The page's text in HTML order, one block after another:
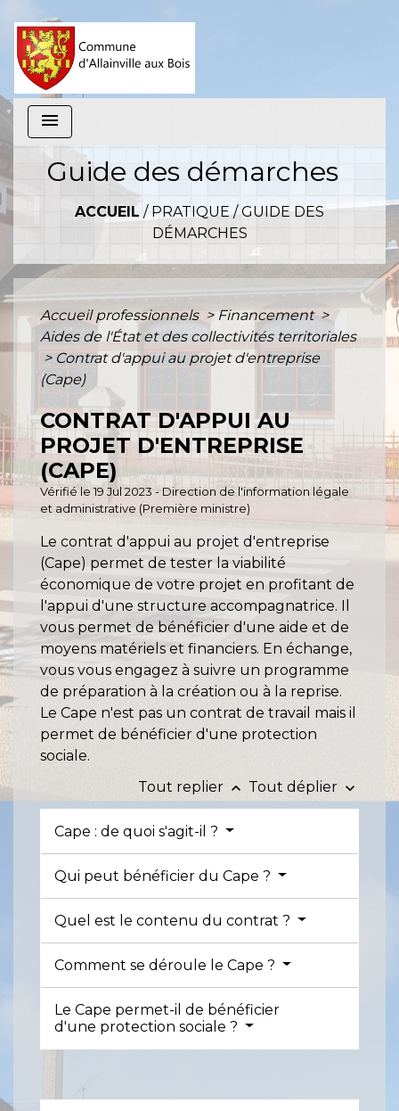
menu
Guide des démarches
ACCUEIL / PRATIQUE/GUIDE DES
DÉMARCHES
Accueil professionnels > Financement >
Aides de l'État et des collectivités territoriales
> Contrat d'appui au projet d'entreprise
(Cape)
CONTRAT D'APPUI AU
PROJET D'ENTREPRISE
(CAPE)
Vérifié le 19 Jul 2023 - Direction de l'information légale
et administrative (Première ministre)
Le contrat d'appui au projet d'entreprise
(Cape) permet de tester la viabilité
économique de votre projet en profitant de
l'appui d'une structure accompagnatrice. Il
vous permet de bénéficier d'une aide et de
moyens matériels et financiers. En échange,
vous vous engagez à suivre un programme
de préparation à la création ou à la reprise.
Le Cape n'est pas un contrat de travail mais il
permet de bénéficier d'une protection
sociale.
Tout replier keyboard_arrow_up Tout déplier keyboard_arrow_down
Cape : de quoi s'agit-il ?
Qui peut bénéficier du Cape ?
Quel est le contenu du contrat ?
Comment se déroule le Cape ?
Le Cape permet-il de bénéficier
d'une protection sociale ?